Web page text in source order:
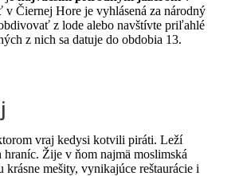
v Čiernej Hore je vyhlásená za národný
z lode alebo navštívte priľahlé
z nich sa datuje do obdobia 13.
vraj kedysi kotvili piráti. Leží
hraníc. Žije v ňom najmä moslimská
krásne mešity, vynikajúce reštaurácie i